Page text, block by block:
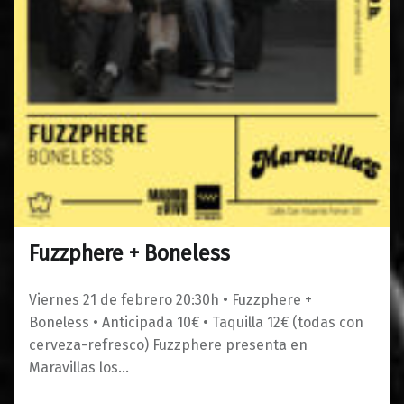
Fuzzphere + Boneless
Viernes 21 de febrero 20:30h • Fuzzphere +
Boneless • Anticipada 10€ • Taquilla 12€ (todas con
cerveza-refresco) Fuzzphere presenta en
Maravillas los…
01/01/20250
Maravillas